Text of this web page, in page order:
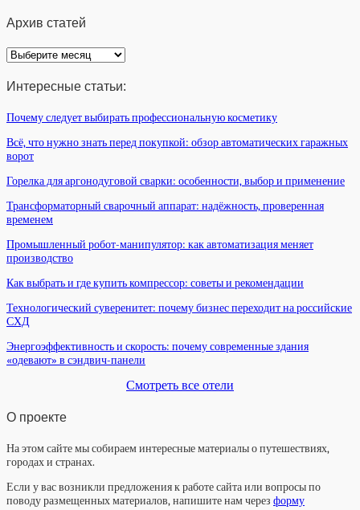
Архив статей
Архив
статей
Интересные статьи:
Почему следует выбирать профессиональную косметику
Всё, что нужно знать перед покупкой: обзор автоматических гаражных
ворот
Горелка для аргонодуговой сварки: особенности, выбор и применение
Трансформаторный сварочный аппарат: надёжность, проверенная
временем
Промышленный робот-манипулятор: как автоматизация меняет
производство
Как выбрать и где купить компрессор: советы и рекомендации
Технологический суверенитет: почему бизнес переходит на российские
СХД
Энергоэффективность и скорость: почему современные здания
«одевают» в сэндвич-панели
Смотреть все отели
О проекте
На этом сайте мы собираем интересные материалы о путешествиях,
городах и странах.
Если у вас возникли предложения к работе сайта или вопросы по
поводу размещенных материалов, напишите нам через форму